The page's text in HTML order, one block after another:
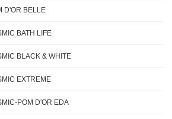
D'OR BELLE
BATH LIFE
BLACK & WHITE
EXTREME
POM D'OR EDA